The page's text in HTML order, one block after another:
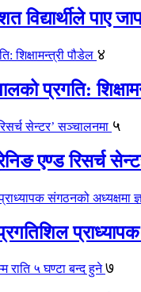
विद्यार्थीले पाए
४
प्रगति:
५
एण्ड रिसर्च
७